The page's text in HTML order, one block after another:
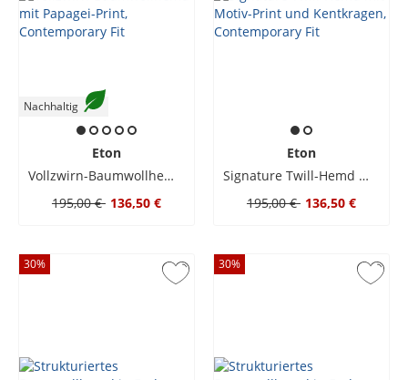
Nachhaltig
Eton
Vollzwirn-Baumwollhemd mit Papagei-Print, Contemporary Fit
195,00 € 136,50 €
Eton
Signature Twill-Hemd mit Motiv-Print und Kentkragen, Contemporary Fit
195,00 € 136,50 €
30% 30%